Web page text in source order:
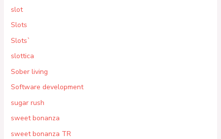
slot
Slots
Slots`
slottica
Sober living
Software development
sugar rush
sweet bonanza
sweet bonanza TR